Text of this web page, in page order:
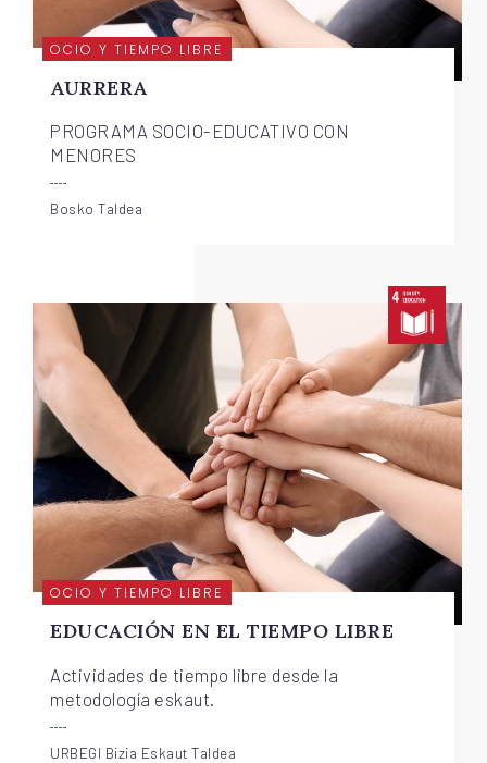
OCIO Y TIEMPO LIBRE
AURRERA
PROGRAMA SOCIO-EDUCATIVO CON
MENORES
Bosko Taldea
OCIO Y TIEMPO LIBRE
EDUCACIÓN EN EL TIEMPO LIBRE
Actividades de tiempo libre desde la
metodología eskaut.
URBEGI Bizia Eskaut Taldea